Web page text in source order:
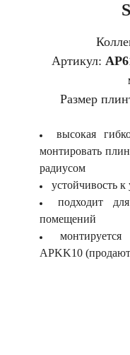
Артикул:
Размер
высокая
монтировать
радиусом
устойчивость
подходит
помещений
APKK10